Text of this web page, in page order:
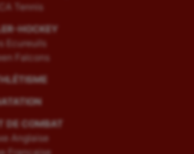
Tennis
HOCKEY
Ecureuils
Falcons
DE COMBAT
Anglaise